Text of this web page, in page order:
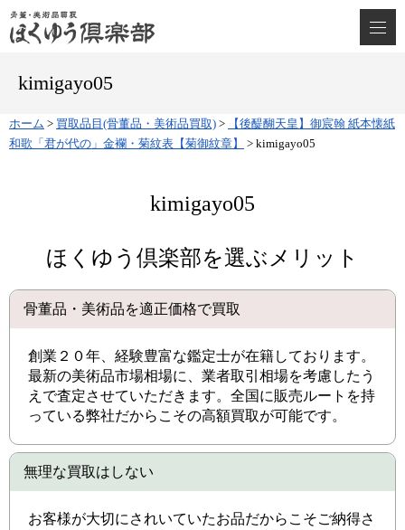
kimigayo05
ホーム > 買取品目(骨董品・美術品買取) >
【後醍醐天皇】御宸翰 紙本懐紙
和歌「君が代の」金襴・菊紋表【菊御紋章】
> kimigayo05
kimigayo05
ほくゆう倶楽部を選ぶメリット
骨董品・美術品を適正価格で買取
創業２０年、経験豊富な鑑定士が在籍しております。
最新の美術品市場相場に、業者取引相場を考慮したう
えで査定させていただきます。全国に販売ルートを持
っている弊社だからこその高額買取が可能です。
無理な買取はしない
お客様が大切にされいていたお品だからこそご納得さ